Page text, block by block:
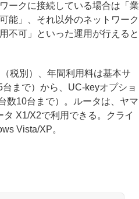
ークに接続している場合は「業
能」、それ以外のネットワーク
不可」といった運用が行えると
税別）、年間利用料は基本サ
まで）から、UC-keyオプショ
数10台まで）。ルータは、ヤマ
X1/X2で利用できる。クライ
Vista/XP。